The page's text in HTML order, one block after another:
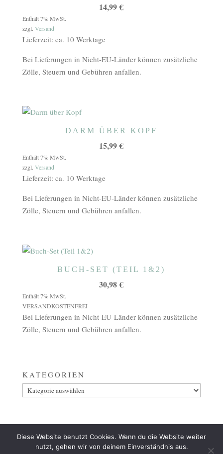
von 5
14,99€
Enthält 7% MwSt.
zzgl. Versand
Lieferzeit: ca. 10 Werktage
Bei Lieferungen in Nicht-EU-Länder können zusätzliche
Zölle, Steuern und Gebühren anfallen.
DARM ÜBER KOPF
15,99€
Enthält 7% MwSt.
zzgl. Versand
Lieferzeit: ca. 10 Werktage
Bei Lieferungen in Nicht-EU-Länder können zusätzliche
Zölle, Steuern und Gebühren anfallen.
BUCH-SET (TEIL 1&2)
30,98€
Enthält 7% MwSt.
VERSANDKOSTENFREI
Bei Lieferungen in Nicht-EU-Länder können zusätzliche
Zölle, Steuern und Gebühren anfallen.
KATEGORIEN
Kategorien
AGB ZAHLUNG
VERSAND & LIEFERUNG
Diese Website benutzt Cookies. Wenn du die Website weiter
nutzt, gehen wir von deinem Einverständnis aus.